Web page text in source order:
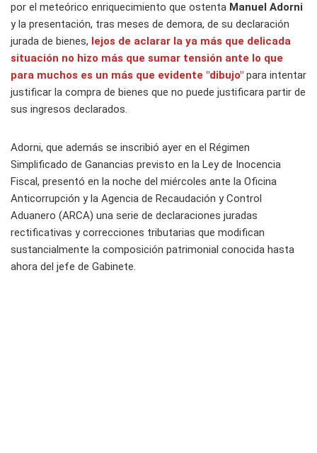
por el meteórico enriquecimiento que ostenta Manuel Adorni
y la presentación, tras meses de demora, de su declaración
jurada de bienes, lejos de aclarar la ya más que delicada
situación no hizo más que sumar tensión ante lo que
para muchos es un más que evidente "dibujo" para intentar
justificar la compra de bienes que no puede justificara partir de
sus ingresos declarados.
Adorni, que además se inscribió ayer en el Régimen
Simplificado de Ganancias previsto en la Ley de Inocencia
Fiscal, presentó en la noche del miércoles ante la Oficina
Anticorrupción y la Agencia de Recaudación y Control
Aduanero (ARCA) una serie de declaraciones juradas
rectificativas y correcciones tributarias que modifican
sustancialmente la composición patrimonial conocida hasta
ahora del jefe de Gabinete.